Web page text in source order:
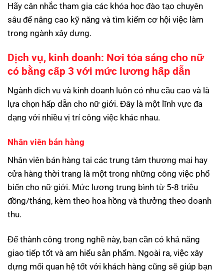
Hãy cân nhắc tham gia các khóa học đào tạo chuyên
sâu để nâng cao kỹ năng và tìm kiếm cơ hội việc làm
trong ngành xây dựng.
Dịch vụ, kinh doanh: Nơi tỏa sáng cho nữ
có bằng cấp 3 với mức lương hấp dẫn
Ngành dịch vụ và kinh doanh luôn có nhu cầu cao và là
lựa chọn hấp dẫn cho nữ giới. Đây là một lĩnh vực đa
dạng với nhiều vị trí công việc khác nhau.
Nhân viên bán hàng
Nhân viên bán hàng tại các trung tâm thương mại hay
cửa hàng thời trang là một trong những công việc phổ
biến cho nữ giới. Mức lương trung bình từ 5-8 triệu
đồng/tháng, kèm theo hoa hồng và thưởng theo doanh
thu.
Để thành công trong nghề này, bạn cần có khả năng
giao tiếp tốt và am hiểu sản phẩm. Ngoài ra, việc xây
dựng mối quan hệ tốt với khách hàng cũng sẽ giúp bạn